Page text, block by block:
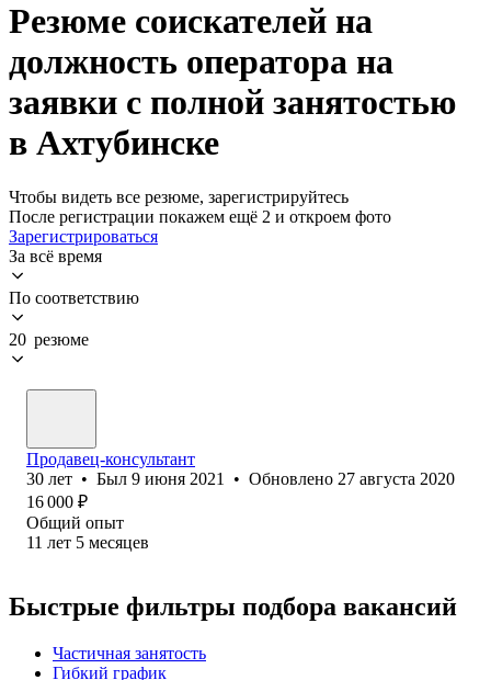
Резюме соискателей на
должность оператора на
заявки с полной занятостью
в Ахтубинске
Чтобы видеть все резюме, зарегистрируйтесь
После регистрации покажем ещё 2 и откроем фото
Зарегистрироваться
За всё время
По соответствию
20 резюме
Продавец-консультант
30 лет • Был 9 июня 2021 • Обновлено 27 августа 2020
16 000 ₽
Общий опыт
11 лет 5 месяцев
Быстрые фильтры подбора вакансий
Частичная занятость
Гибкий график